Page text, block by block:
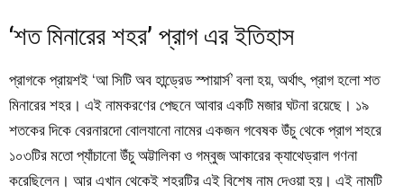
‘শত মিনারের শহর’ প্রাগ এর ইতিহাস
প্রাগকে প্রায়শই ‘আ সিটি অব হান্ড্রেড স্পায়ার্স’ বলা হয়, অর্থাৎ, প্রাগ হলো শত
মিনারের শহর। এই নামকরণের পেছনে আবার একটি মজার ঘটনা রয়েছে। ১৯
শতকের দিকে বেরনারদো বোলযানো নামের একজন গবেষক উঁচু থেকে প্রাগ শহরে
১০৩টির মতো প্যাঁচানো উঁচু অট্টালিকা ও গম্বুজ আকারের ক্যাথেড্রাল গণনা
করেছিলেন। আর এখান থেকেই শহরটির এই বিশেষ নাম দেওয়া হয়। এই নামটি